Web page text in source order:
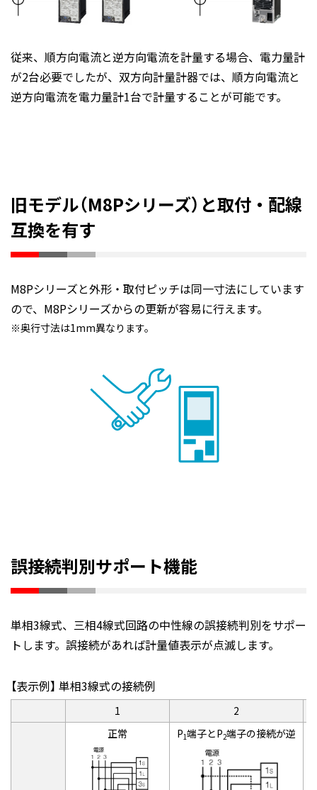
従来、順方向電流と逆方向電流を計量する場合、電力量計
が2台必要でしたが、双方向計量計器では、順方向電流と
逆方向電流を電力量計1台で計量することが可能です。
旧モデル（M8Pシリーズ）と取付・配線
互換を有す
M8Pシリーズと外形・取付ピッチは同一寸法にしています
ので、M8Pシリーズからの更新が容易に行えます。
奥行寸法は1mm異なります。
誤接続判別サポート機能
単相3線式、三相4線式回路の中性線の誤接続判別をサポー
トします。誤接続があれば計量値表示が点滅します。
【表示例】 単相3線式の接続例
1
2
正常
P1端子とP2端子の接続が逆